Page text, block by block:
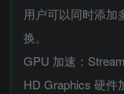
用户可以同时添加
换。
GPU 加速：
HD Graphics 硬件